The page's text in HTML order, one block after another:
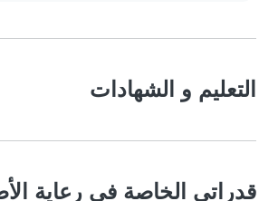
التعليم و الشهادات
قدراتي الخاصة في رعاية